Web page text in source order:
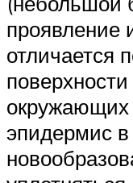
проявление
отличается
окружающих
эпидермис